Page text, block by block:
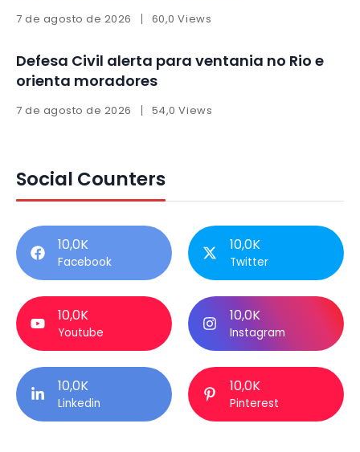
7 de agosto de 2026 60,0 Views
Defesa Civil alerta para ventania no Rio e
orienta moradores
7 de agosto de 2026 54,0 Views
Social Counters
10,0K
Facebook
10,0K
Twitter
10,0K
Youtube
10,0K
Instagram
10,0K
Linkedin
10,0K
Pinterest